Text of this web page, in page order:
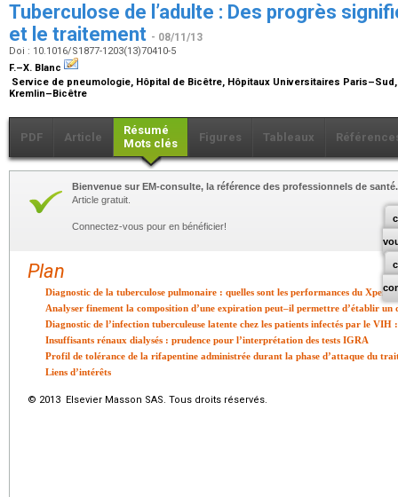
Tuberculose de l’adulte : Des progrès
et le traitement - 08/11/13
Doi : 10.1016/S1877-1203(13)70410-5
F.–X. Blanc
Service de pneumologie, Hôpital de Bicêtre, Hôpitaux Universitaires Paris–Sud,
Kremlin–Bicêtre
PDF Article
Résumé
Mots clés
Figures Tableaux
Bienvenue sur EM-consulte, la référence des professionnels de santé.
Article gratuit.
Connectez-vous pour en bénéficier!
Plan
Diagnostic de la tuberculose pulmonaire : quelles sont les performances du
Analyser finement la composition d’une expiration peut–il permettre d’établir un
Diagnostic de l’infection tuberculeuse latente chez les patients infectés par le
Insuffisants rénaux dialysés : prudence pour l’interprétation des tests IGRA
Profil de tolérance de la rifapentine administrée durant la phase d’attaque du
Liens d’intérêts
© 2013 Elsevier Masson SAS. Tous droits réservés.